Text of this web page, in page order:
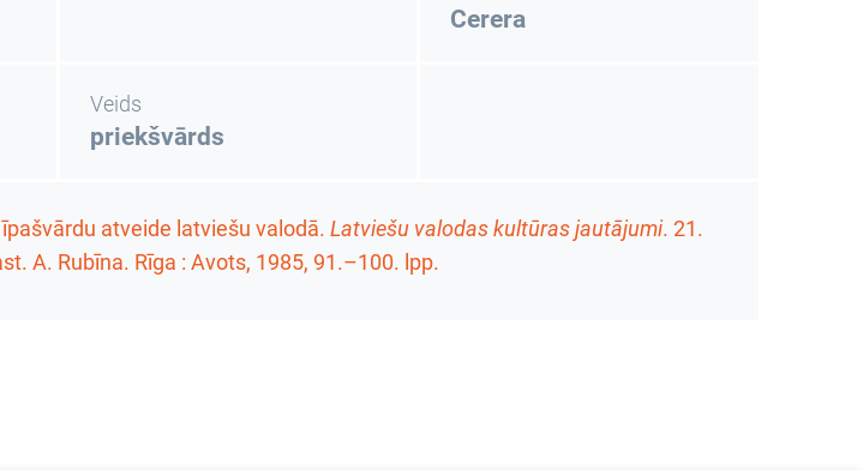
Cerera
Veids
priekšvārds
atveide latviešu valodā. Latviešu valodas kultūras jautājumi. 21.
A. Rubīna. Rīga : Avots, 1985, 91.–100. lpp.